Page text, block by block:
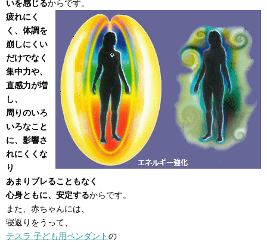
いを感じるからです。
疲れにく
く、体調を
崩しにくい
だけでなく
集中力や、
直感力が増
し、
周りのいろ
いろなこと
に、影響さ
れにくくな
り
あまりブレることもなく
心身ともに、安定するからです。
また、赤ちゃんには、
寝返りをうって、
テスラ 子ども用ペンダントの